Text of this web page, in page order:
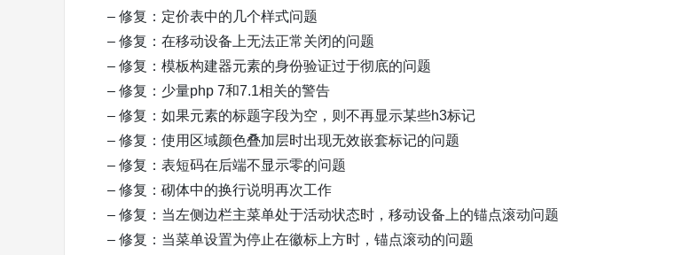
– 修复：定价表中的几个样式问题
– 修复：在移动设备上无法正常关闭的问题
– 修复：模板构建器元素的身份验证过于彻底的问题
– 修复：少量php 7和7.1相关的警告
– 修复：如果元素的标题字段为空，则不再显示某些h3标记
– 修复：使用区域颜色叠加层时出现无效嵌套标记的问题
– 修复：表短码在后端不显示零的问题
– 修复：砌体中的换行说明再次工作
– 修复：当左侧边栏主菜单处于活动状态时，移动设备上的锚点滚动问题
– 修复：当菜单设置为停止在徽标上方时，锚点滚动的问题